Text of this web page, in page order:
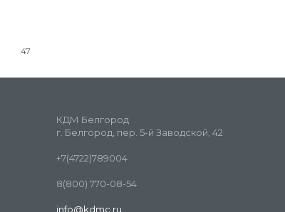
47
КДМ Белгород
г. Белгород, пер. 5-й Заводской, 42
+7(4722)789004
8(800) 770-08-54
info@kdmc.ru